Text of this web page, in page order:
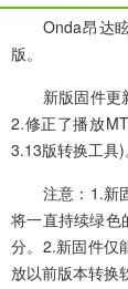
Onda昂达眩
版。
新版固件更新
2.修正了播放
3.13版转换工具)
注意：1.新固
将一直持续绿色
分。2.新固件仅
放以前版本转换